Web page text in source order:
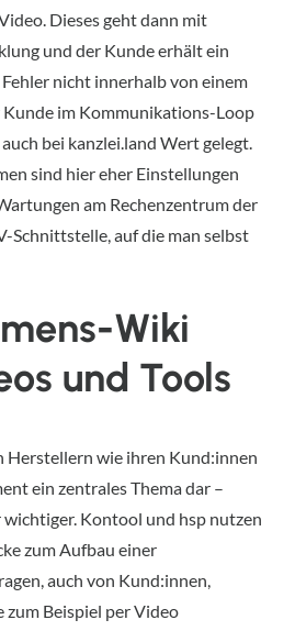
Dieses geht dann mit
und der Kunde erhält ein
Fehler nicht innerhalb von einem
Kunde im Kommunikations-Loop
bei kanzlei.land Wert gelegt.
sind hier eher Einstellungen
am Rechenzentrum der
Schnittstelle, auf die man selbst
Wiki
und Tools
Herstellern wie ihren Kund:innen
ein zentrales Thema dar –
Kontool und hsp nutzen
zum Aufbau einer
auch von Kund:innen,
zum Beispiel per Video